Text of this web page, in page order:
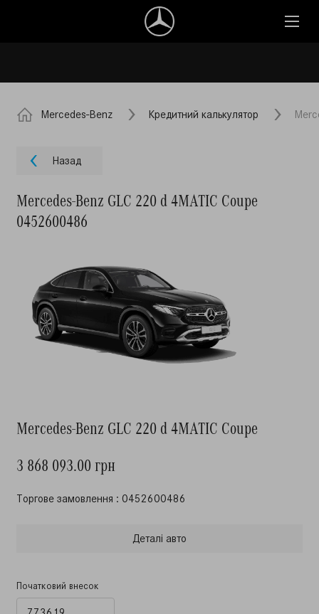
Mercedes-Benz Кредитний калькулятор
Назад
Mercedes-Benz GLC 220 d 4MATIC Coupe
0452600486
Mercedes-Benz GLC 220 d 4MATIC Coupe
3 868 093.00 грн
Торгове замовлення : 0452600486
Деталi авто
Початковий внесок